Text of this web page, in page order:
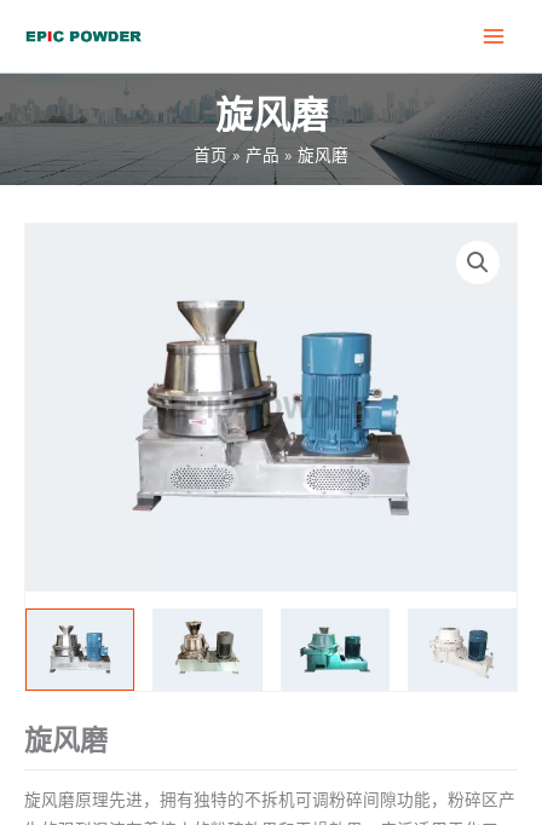
内
旋风磨
首页 产品 旋风磨
旋风磨
旋风磨原理先进，拥有独特的不拆机可调粉碎间隙功能，粉碎区产